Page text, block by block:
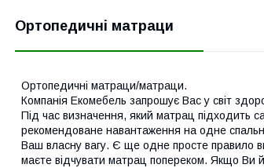
Ортопедичні матраци
Ортопедичні матраци/матраци.
Компанія Екомебель запрошує Вас у світ
Під час визначення, який матрац підходить
рекомендоване навантаження на одне
Ваш власну вагу. Є ще одне просте правило
маєте відчувати матрац попереком. Якщо Ви